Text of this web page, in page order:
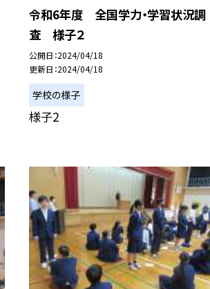
令和6年度 全国学力・学習状況調
査 様子２
公開日 2024/04/18
更新日 2024/04/18
学校の様子
様子2